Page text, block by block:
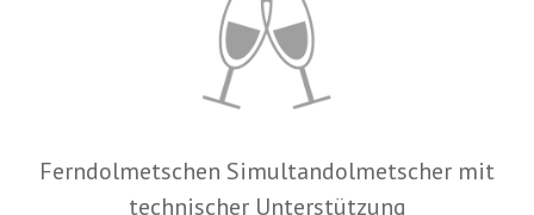
Ferndolmetschen Simultandolmetscher mit
technischer Unterstützung